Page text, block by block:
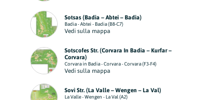
Sotsas (Badia – Abtei – Badia)
Badia - Abtei - Badia (B8-C7)
Vedi sulla mappa
Sotscofes Str. (Corvara In Badia – Kurfar –
Corvara)
Corvara in Badia - Corvara - Corvara (F3-F4)
Vedi sulla mappa
Sovì Str. (La Valle – Wengen – La Val)
La Valle - Wengen - La Val (A2)